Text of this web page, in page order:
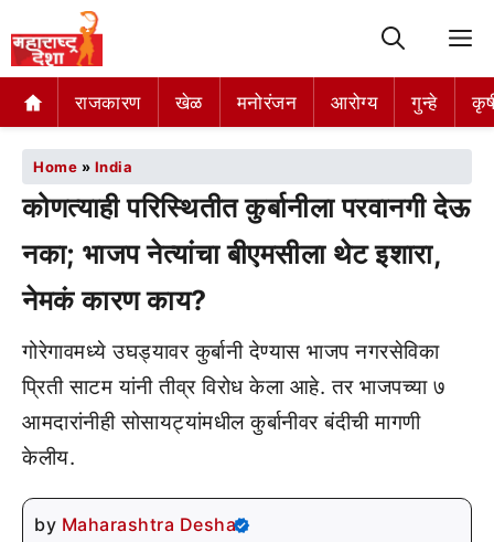
राजकारण खेळ मनोरंजन आरोग्य गुन्हे
Home » India
कोणत्याही परिस्थितीत कुर्बानीला परवानगी देऊ
नका; भाजप नेत्यांचा बीएमसीला थेट इशारा,
नेमकं कारण काय?
गोरेगावमध्ये उघड्यावर कुर्बानी देण्यास भाजप नगरसेविका
प्रिती साटम यांनी तीव्र विरोध केला आहे. तर भाजपच्या ७
आमदारांनीही सोसायट्यांमधील कुर्बानीवर बंदीची मागणी
केलीय.
by Maharashtra Desha